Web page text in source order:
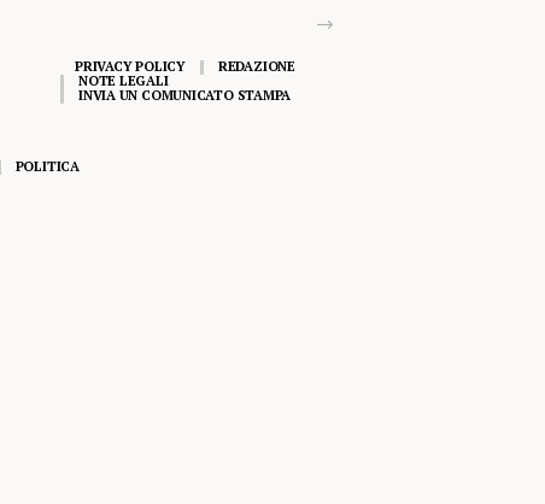
PRIVACY POLICY
REDAZIONE
NOTE LEGALI
INVIA UN COMUNICATO STAMPA
POLITICA